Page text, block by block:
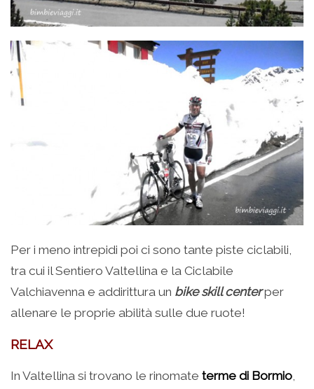
Per i meno intrepidi poi ci sono tante piste ciclabili,
tra cui il Sentiero Valtellina e la Ciclabile
Valchiavenna e addirittura un bike skill centerper
allenare le proprie abilità sulle due ruote!
RELAX
In Valtellina si trovano le rinomate terme di Bormio,